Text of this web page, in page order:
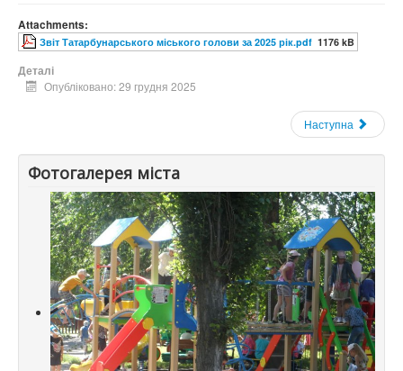
Attachments:
Звіт Татарбунарського міського голови за 2025 рік.pdf 1176 kB
Деталі
Опубліковано: 29 грудня 2025
Наступна
Фотогалерея міста